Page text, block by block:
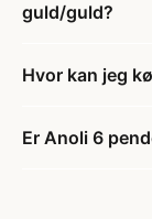
guld/guld?
Hvor kan jeg
Er Anoli 6